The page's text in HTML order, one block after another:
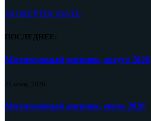
ПОЖЕРТВОВАТЬ
ПОСЛЕДНЕЕ:
Молитвенный дневник, август 2026
25 июля, 2026
Молитвенный дневник, июль 2026